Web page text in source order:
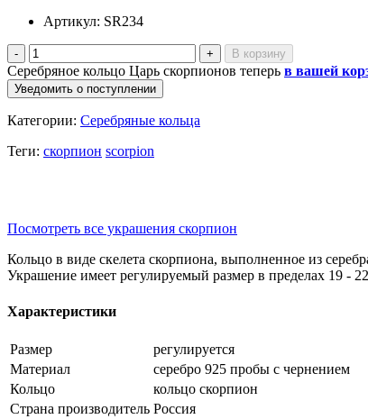
Артикул: SR234
- +
Серебряное кольцо Царь скорпионов теперь в вашей
Уведомить о поступлении
Категории: Серебряные кольца
Теги: скорпион scorpion
Посмотреть все украшения скорпион
Кольцо в виде скелета скорпиона, выполненное из
Украшение имеет регулируемый размер в пределах 19 -
Характеристики
Размер
регулируется
Материал
серебро 925 пробы с чернением
Кольцо
кольцо скорпион
Страна производитель Россия